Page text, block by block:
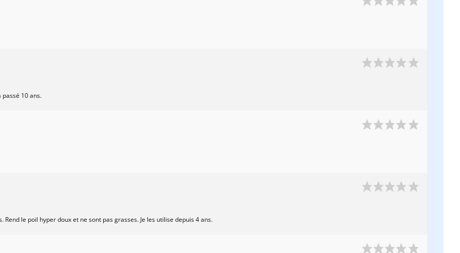
passé 10 ans.
le poil hyper doux et ne sont pas grasses. Je les utilise depuis 4 ans.